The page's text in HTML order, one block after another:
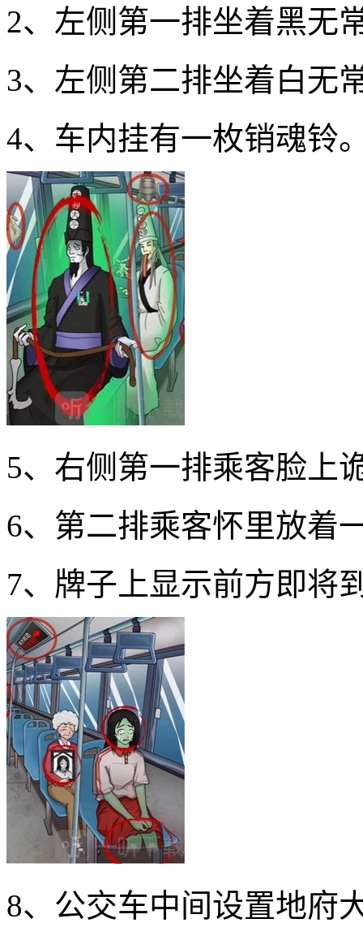
2、左侧第一排坐着黑无
3、左侧第二排坐着白无
4、车内挂有一枚销魂铃
5、右侧第一排乘客脸上
6、第二排乘客怀里放着
7、牌子上显示前方即将
8、公交车中间设置地府